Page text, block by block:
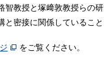
智教授と塚﨑敦教授らの
密接に関係していること
をご覧ください。